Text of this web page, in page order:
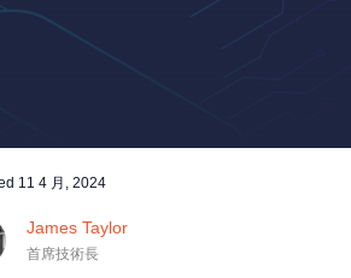
11 4 月, 2024
James Taylor
首席技術長